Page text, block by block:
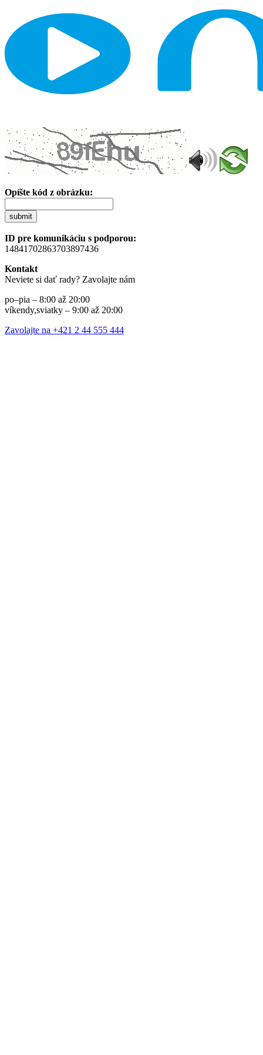
Opíšte kód z obrázku:
submit
ID pre komunikáciu s podporou:
14841702863703897436
Kontakt
Neviete si dať rady? Zavolajte nám
po–pia – 8:00 až 20:00
víkendy,sviatky – 9:00 až 20:00
Zavolajte na +421 2 44 555 444